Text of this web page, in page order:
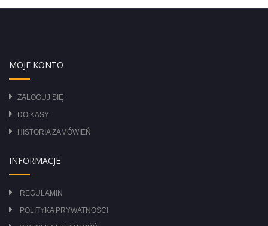
MOJE KONTO
ZALOGUJ SIĘ
DO KASY
HISTORIA ZAMÓWIEŃ
INFORMACJE
REGULAMIN
POLITYKA PRYWATNOŚCI